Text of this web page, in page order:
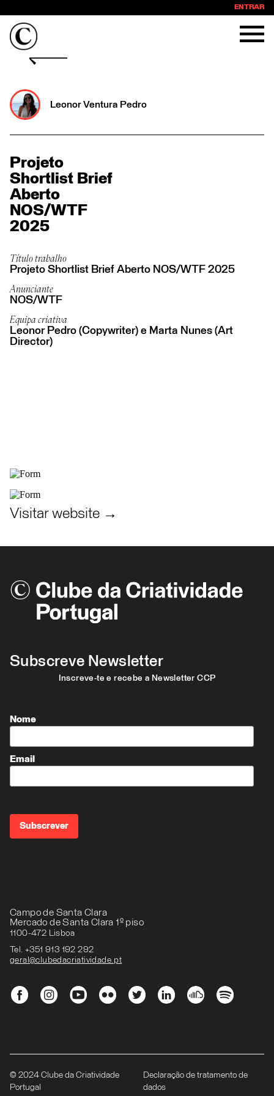
ENTRAR
Leonor Ventura Pedro
Projeto
Shortlist Brief
Aberto
NOS/WTF
2025
Título trabalho
Projeto Shortlist Brief Aberto NOS/WTF 2025
Anunciante
NOS/WTF
Equipa criativa
Leonor Pedro (Copywriter) e Marta Nunes (Art
Director)
Visitar website →
Campo de Santa Clara
Mercado de Santa Clara 1º piso
1100-472 Lisboa
Tel. +351 913 192 292
geral@clubedacriatividade.pt
Subscreve Newsletter
Inscreve-te e recebe a Newsletter CCP
Nome
Email
© 2024 Clube da Criatividade
Portugal
Declaração de tratamento de
dados